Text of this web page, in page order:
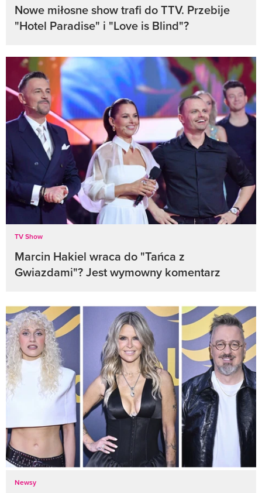
Nowe miłosne show trafi do TTV. Przebije
"Hotel Paradise" i "Love is Blind"?
TV Show
Marcin Hakiel wraca do "Tańca z
Gwiazdami"? Jest wymowny komentarz
Newsy